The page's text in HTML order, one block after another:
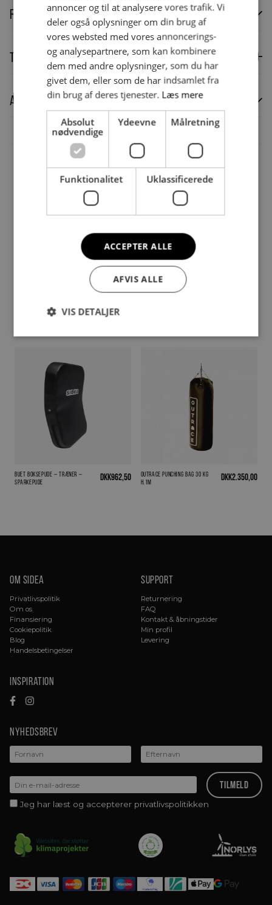
Rentefri finansiering
Rentefri finansiering tilbydes privatkunder.Læs mere om
finansiering.
Technical specifications
Anmeldelser (0)
Der er endnu ikke nogle anmeldelser.
Vær den første til at anmelde “Standing Rack”
logged in for at afgive en anmeldelse.
Andre købte også
Boksepude -Træner –
DKK312,50
Buet boksepude – Træner –
sparkepude
DKK962,50
Outrace Punching Bag 30 KG
H.1m
DKK2.350,00
Om sidea
Privatlivspolitik
Om os
Finansiering
Cookiepolitik
Blog
Handelsbetingelser
Support
Returnering
FAQ
Kontakt & åbningstider
Min profil
Levering
Inspiration
Nyhedsbrev
Jeg har læst og accepterer privatlivspolitikken
annoncer og til at analysere vores trafik. Vi
deler også oplysninger om din brug af
vores websted med vores annoncerings-
og analysepartnere, som kan kombinere
dem med andre oplysninger, som du har
givet dem, eller som de har indsamlet fra
din brug af deres tjenester. Læs mere
Absolut
nødvendige
Ydeevne Målretning
Funktionalitet Uklassificerede
ACCEPTER ALLE
AFVIS ALLE
VIS DETALJER